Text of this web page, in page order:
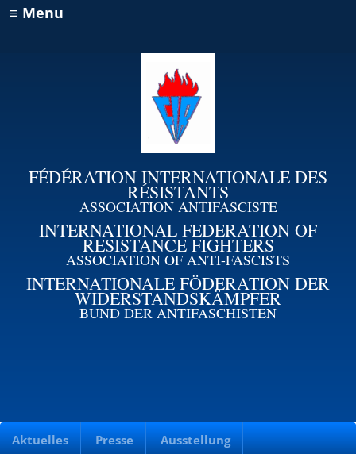
≡ Menu
FÉDÉRATION INTERNATIONALE DES
RÉSISTANTS
ASSOCIATION ANTIFASCISTE
INTERNATIONAL FEDERATION OF
RESISTANCE FIGHTERS
ASSOCIATION OF ANTI-FASCISTS
INTERNATIONALE FÖDERATION DER
WIDERSTANDSKÄMPFER
BUND DER ANTIFASCHISTEN
Aktuelles Presse Ausstellung